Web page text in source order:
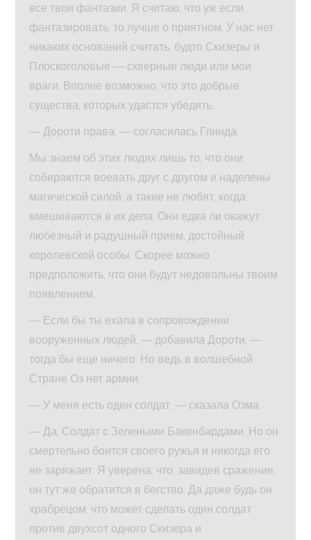
все твои фантазии. Я считаю, что уж если
фантазировать, то лучше о приятном. У нас нет
никаких оснований считать, будто Скизеры и
Плоскоголовые — скверные люди или мои
враги. Вполне возможно, что это добрые
существа, которых удастся убедить.
— Дороти права, — согласилась Глинда.
Мы знаем об этих людях лишь то, что они
собираются воевать друг с другом и наделены
магической силой, а такие не любят, когда
вмешиваются в их дела. Они едва ли окажут
любезный и радушный прием, достойный
королевской особы. Скорее можно
предположить, что они будут недовольны твоим
появлением.
— Если бы ты ехала в сопровождении
вооруженных людей, — добавила Дороти, —
тогда бы еще ничего. Но ведь в волшебной
Стране Оз нет армии.
— У меня есть один солдат, — сказала Озма.
— Да, Солдат с Зелеными Бакенбардами. Но он
смертельно боится своего ружья и никогда его
не заряжает. Я уверена, что, завидев сражение,
он тут же обратится в бегство. Да даже будь он
храбрецом, что может сделать один солдат
против двухсот одного Скизера и